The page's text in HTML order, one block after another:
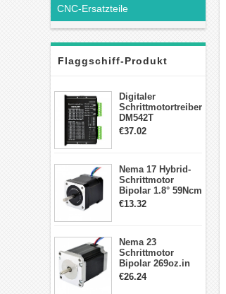
CNC-Ersatzteile
Flaggschiff-Produkt
Digitaler
Schrittmotortreiber
DM542T
Schrittmotor
Schrittmotor
€37.02
Nema 17 Hybrid-
Schrittmotor
Bipolar 1.8° 59Ncm
2A 4 Drähte mit 1m
€13.32
Nema 23
Schrittmotor
Bipolar 269oz.in
2,8A 57x57x76mm
€26.24